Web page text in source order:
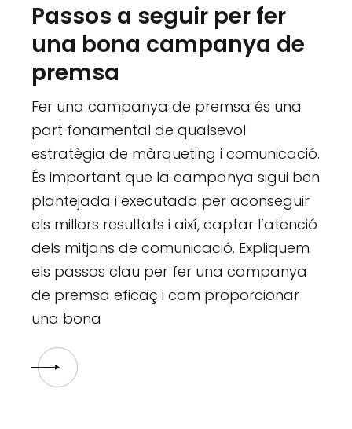
Passos a seguir per fer
una bona campanya de
premsa
Fer una campanya de premsa és una
part fonamental de qualsevol
estratègia de màrqueting i comunicació.
És important que la campanya sigui ben
plantejada i executada per aconseguir
els millors resultats i així, captar l’atenció
dels mitjans de comunicació. Expliquem
els passos clau per fer una campanya
de premsa eficaç i com proporcionar
una bona